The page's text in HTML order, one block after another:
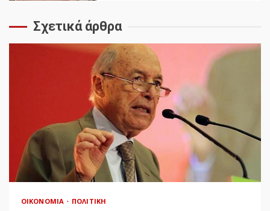
Σχετικά άρθρα
ΟΙΚΟΝΟΜΊΑ ΠΟΛΙΤΙΚΉ